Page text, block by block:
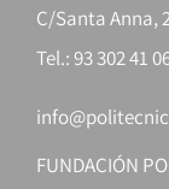
C/Santa Anna,
Tel.: 93 302 41
FUNDACIÓN